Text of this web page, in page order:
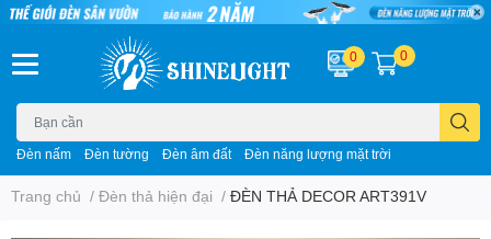
Đèn nấm Đèn tường Đèn âm đất Đèn năng lượng mặt trời
0 0
Trang chủ / Đèn thả hiện đại / ĐÈN THẢ DECOR ART391V